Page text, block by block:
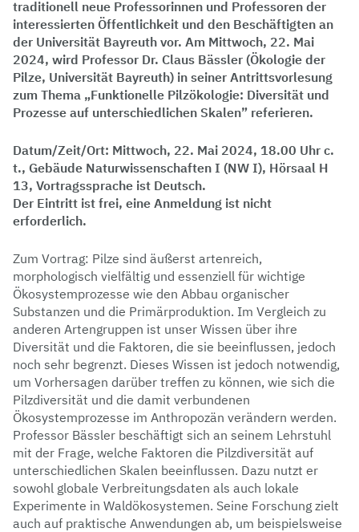
traditionell neue Professorinnen und Professoren der
interessierten Öffentlichkeit und den Beschäftigten an
der Universität Bayreuth vor. Am Mittwoch, 22. Mai
2024, wird Professor Dr. Claus Bässler (Ökologie der
Pilze, Universität Bayreuth) in seiner Antrittsvorlesung
zum Thema „Funktionelle Pilzökologie: Diversität und
Prozesse auf unterschiedlichen Skalen” referieren.
Datum/Zeit/Ort: Mittwoch, 22. Mai 2024, 18.00 Uhr c.
t., Gebäude Naturwissenschaften I (NW I), Hörsaal H
13, Vortragssprache ist Deutsch.
Der Eintritt ist frei, eine Anmeldung ist nicht
erforderlich.
Zum Vortrag: Pilze sind äußerst artenreich,
morphologisch vielfältig und essenziell für wichtige
Ökosystemprozesse wie den Abbau organischer
Substanzen und die Primärproduktion. Im Vergleich zu
anderen Artengruppen ist unser Wissen über ihre
Diversität und die Faktoren, die sie beeinflussen, jedoch
noch sehr begrenzt. Dieses Wissen ist jedoch notwendig,
um Vorhersagen darüber treffen zu können, wie sich die
Pilzdiversität und die damit verbundenen
Ökosystemprozesse im Anthropozän verändern werden.
Professor Bässler beschäftigt sich an seinem Lehrstuhl
mit der Frage, welche Faktoren die Pilzdiversität auf
unterschiedlichen Skalen beeinflussen. Dazu nutzt er
sowohl globale Verbreitungsdaten als auch lokale
Experimente in Waldökosystemen. Seine Forschung zielt
auch auf praktische Anwendungen ab, um beispielsweise